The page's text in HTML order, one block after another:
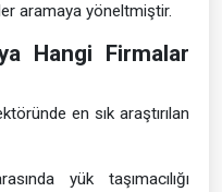
aramaya yöneltmiştir.
Hangi Firmalar
en sık araştırılan
yük taşımacılığı